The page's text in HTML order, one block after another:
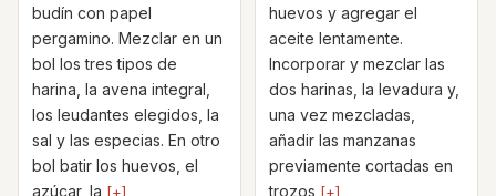
budín con papel
pergamino. Mezclar en un
bol los tres tipos de
harina, la avena integral,
los leudantes elegidos, la
sal y las especias. En otro
bol batir los huevos, el
azúcar, la [+]
huevos y agregar el
aceite lentamente.
Incorporar y mezclar las
dos harinas, la levadura y,
una vez mezcladas,
añadir las manzanas
previamente cortadas en
trozos [+]